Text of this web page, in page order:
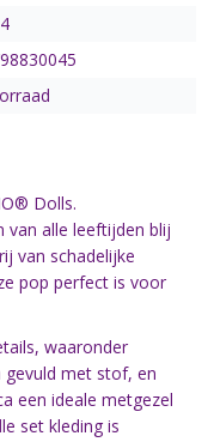
Dolls.
van alle leeftijden blij
van schadelijke
pop perfect is voor
waaronder
gevuld met stof, en
een ideale metgezel
set kleding is